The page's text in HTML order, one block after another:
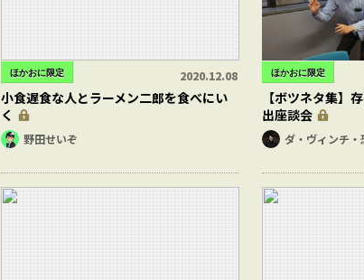
ほかおに限定 2020.12.08
小食遅食な人とラーメン二郎を食べにい
く
野田せいぞ
ほかおに限定
【ボツネタ集】
出座談会
ダ・ヴィンチ・